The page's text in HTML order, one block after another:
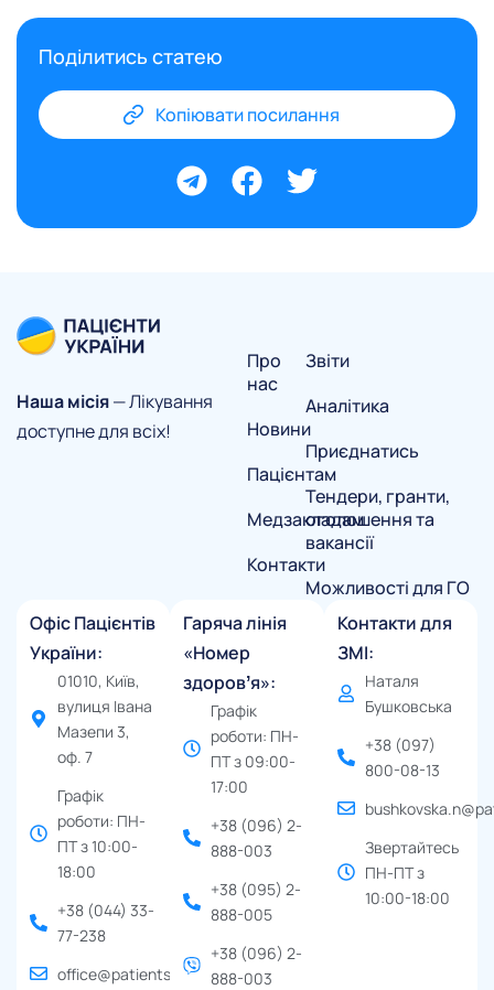
Поділитись статею
Копіювати посилання
Наша місія— Лікування
доступне для всіх!
Про
нас
Новини
Пацієнтам
Медзакладам
Контакти
Звіти
Аналітика
Приєднатись
Тендери, гранти,
оголошення та
вакансії
Можливості для ГО
Офіс Пацієнтів
України:
01010, Київ,
вулиця Івана
Мазепи 3,
оф. 7
Графік
роботи: ПН-
ПТ з 10:00-
18:00
+38 (044) 33-
77-238
office@patients.org.ua
Гаряча лінія
«Номер
здоровʼя»:
Графік
роботи: ПН-
ПТ з 09:00-
17:00
+38 (096) 2-
888-003
+38 (095) 2-
888-005
+38 (096) 2-
888-003
Контакти для
ЗМІ:
Наталя
Бушковська
+38 (097)
800-08-13
Звертайтесь
ПН-ПТ з
10:00-18:00